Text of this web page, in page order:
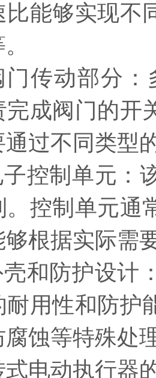
比能够实现不
动部分：
完成阀门的开
过不同类型
制单元：该
。控制单元通
根据实际需
防护设计：
耐用性和防护
腐蚀等特殊处
动执行器